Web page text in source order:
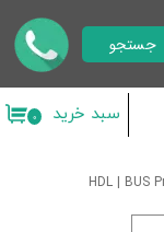
جستجو
۰ سبد خرید
HDL | BUS